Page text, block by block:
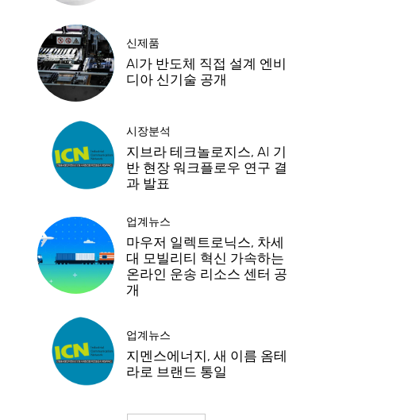
신제품
AI가 반도체 직접 설계 엔비
디아 신기술 공개
시장분석
지브라 테크놀로지스, AI 기
반 현장 워크플로우 연구 결
과 발표
업계뉴스
마우저 일렉트로닉스, 차세
대 모빌리티 혁신 가속하는
온라인 운송 리소스 센터 공
개
업계뉴스
지멘스에너지, 새 이름 옴테
라로 브랜드 통일